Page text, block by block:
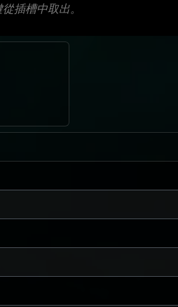
插槽中取出。